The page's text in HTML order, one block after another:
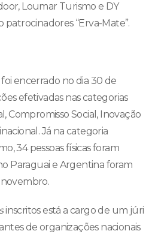
Loumar Turismo e DY
patrocinadores “Erva-Mate”.
encerrado no dia 30 de
efetivadas nas categorias
Compromisso Social, Inovação
Já na categoria
34 pessoas físicas foram
Paraguai e Argentina foram
novembro.
inscritos está a cargo de um júri
de organizações nacionais